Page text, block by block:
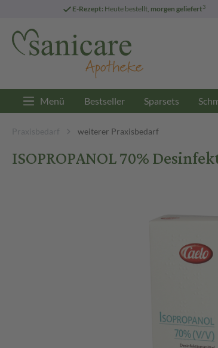
E-Rezept: Heute bestellt, morgen geliefert3
Menü Bestseller Sparsets
Praxisbedarf weiterer Praxisbedarf
ISOPROPANOL 70%